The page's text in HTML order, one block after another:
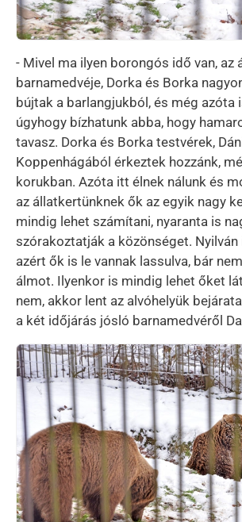
- Mivel ma ilyen borongós idő van, az
barnamedvéje, Dorka és Borka
bújtak a barlangjukból, és még azóta
úgyhogy bízhatunk abba, hogy
tavasz. Dorka és Borka testvérek,
Koppenhágából érkeztek hozzánk,
korukban. Azóta itt élnek nálunk és
az állatkertünknek ők az egyik nagy
mindig lehet számítani, nyaranta is
szórakoztatják a közönséget. Nyilván
azért ők is le vannak lassulva, bár
álmot. Ilyenkor is mindig lehet őket
nem, akkor lent az alvóhelyük
a két időjárás jósló barnamedvéről
Kép